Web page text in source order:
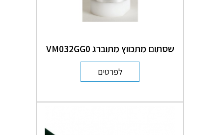
שסתום מתכווץ מתוברג VM032GG0
לפרטים